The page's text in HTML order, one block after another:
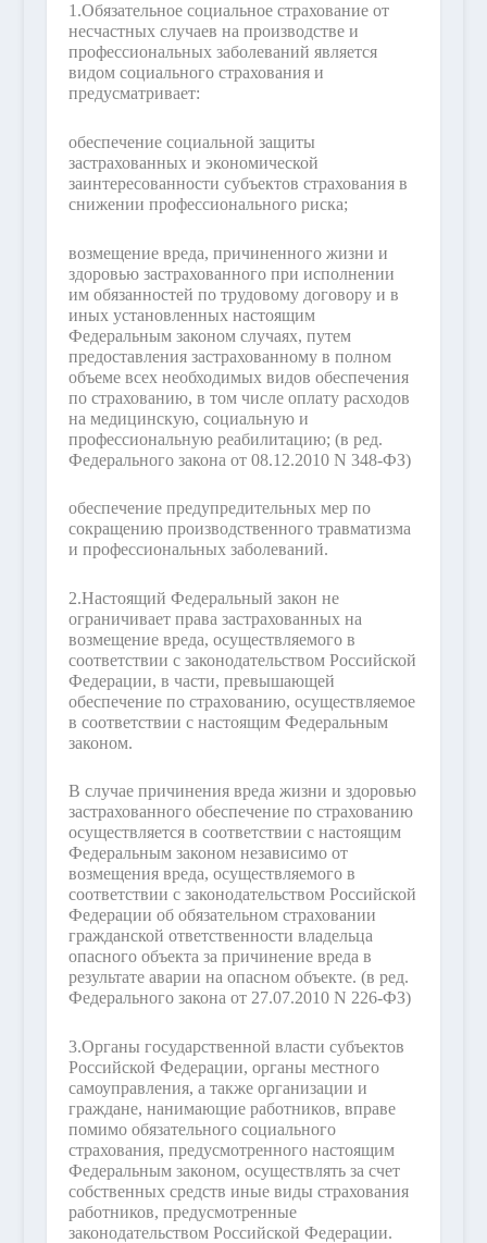
1.Обязательное социальное страхование от
несчастных случаев на производстве и
профессиональных заболеваний является
видом социального страхования и
предусматривает:
обеспечение социальной защиты
застрахованных и экономической
заинтересованности субъектов страхования в
снижении профессионального риска;
возмещение вреда, причиненного жизни и
здоровью застрахованного при исполнении
им обязанностей по трудовому договору и в
иных установленных настоящим
Федеральным законом случаях, путем
предоставления застрахованному в полном
объеме всех необходимых видов обеспечения
по страхованию, в том числе оплату расходов
на медицинскую, социальную и
профессиональную реабилитацию; (в ред.
Федерального закона от 08.12.2010 N 348-ФЗ)
обеспечение предупредительных мер по
сокращению производственного травматизма
и профессиональных заболеваний.
2.Настоящий Федеральный закон не
ограничивает права застрахованных на
возмещение вреда, осуществляемого в
соответствии с законодательством Российской
Федерации, в части, превышающей
обеспечение по страхованию, осуществляемое
в соответствии с настоящим Федеральным
законом.
В случае причинения вреда жизни и здоровью
застрахованного обеспечение по страхованию
осуществляется в соответствии с настоящим
Федеральным законом независимо от
возмещения вреда, осуществляемого в
соответствии с законодательством Российской
Федерации об обязательном страховании
гражданской ответственности владельца
опасного объекта за причинение вреда в
результате аварии на опасном объекте. (в ред.
Федерального закона от 27.07.2010 N 226-ФЗ)
3.Органы государственной власти субъектов
Российской Федерации, органы местного
самоуправления, а также организации и
граждане, нанимающие работников, вправе
помимо обязательного социального
страхования, предусмотренного настоящим
Федеральным законом, осуществлять за счет
собственных средств иные виды страхования
работников, предусмотренные
законодательством Российской Федерации.